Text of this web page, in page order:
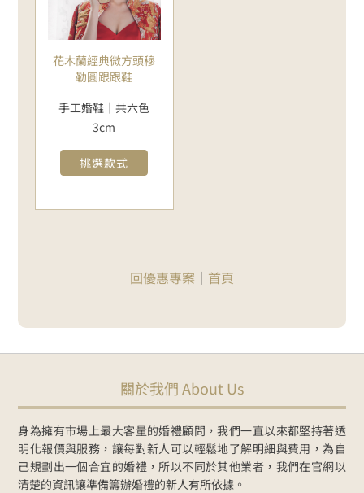
花木蘭經典微方頭穆
勒圓跟跟鞋
手工婚鞋｜共六色
3cm
挑選款式
回優惠專案 ｜ 首頁
關於我們 About Us
身為擁有市場上最大客量的婚禮顧問，我們一直以來都堅持著透
明化報價與服務，讓每對新人可以輕鬆地了解明細與費用，為自
己規劃出一個合宜的婚禮，所以不同於其他業者，我們在官網以
清楚的資訊讓準備籌辦婚禮的新人有所依據。